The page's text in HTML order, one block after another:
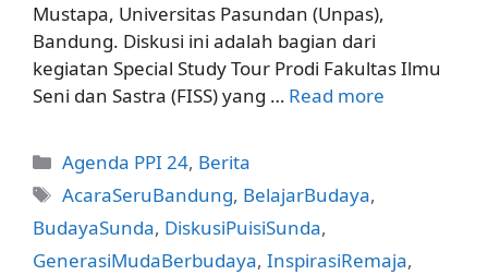
Mustapa, Universitas Pasundan (Unpas),
Bandung. Diskusi ini adalah bagian dari
kegiatan Special Study Tour Prodi Fakultas Ilmu
Seni dan Sastra (FISS) yang … Read more
Categories
Agenda PPI 24, Berita
Tags
AcaraSeruBandung, BelajarBudaya,
BudayaSunda, DiskusiPuisiSunda,
GenerasiMudaBerbudaya, InspirasiRemaja,